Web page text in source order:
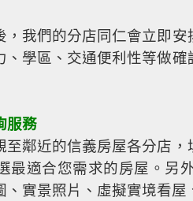
，我們的分店同仁會立即
、學區、交通便利性等做
服務
至鄰近的信義房屋各分店
最適合您需求的房屋。另
、實景照片、虛擬實境看